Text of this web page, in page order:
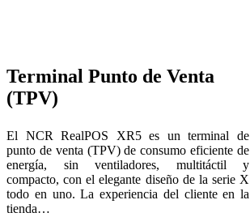
Terminal Punto de Venta
(TPV)
El NCR RealPOS XR5 es un terminal de
punto de venta (TPV) de consumo eficiente de
energía, sin ventiladores, multitáctil y
compacto, con el elegante diseño de la serie X
todo en uno. La experiencia del cliente en la
tienda…